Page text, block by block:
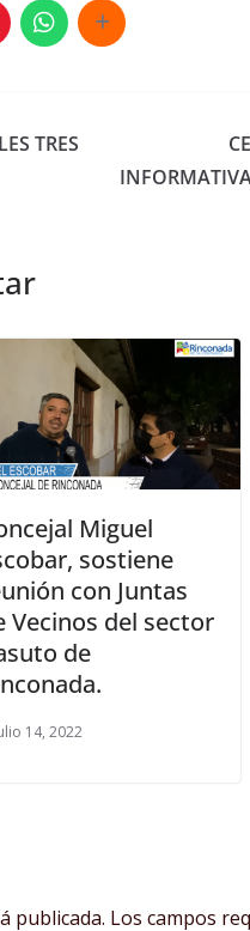
TRES
Miguel
sostiene
con Juntas
Vecinos del sector
de
14, 2022
publicada. Los campos